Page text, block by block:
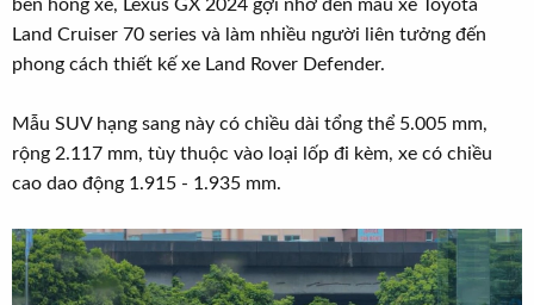
bên hông xe, Lexus GX 2024 gợi nhớ đến mẫu xe Toyota
Land Cruiser 70 series và làm nhiều người liên tưởng đến
phong cách thiết kế xe Land Rover Defender.
Mẫu SUV hạng sang này có chiều dài tổng thể 5.005 mm,
rộng 2.117 mm, tùy thuộc vào loại lốp đi kèm, xe có chiều
cao dao động 1.915 - 1.935 mm.